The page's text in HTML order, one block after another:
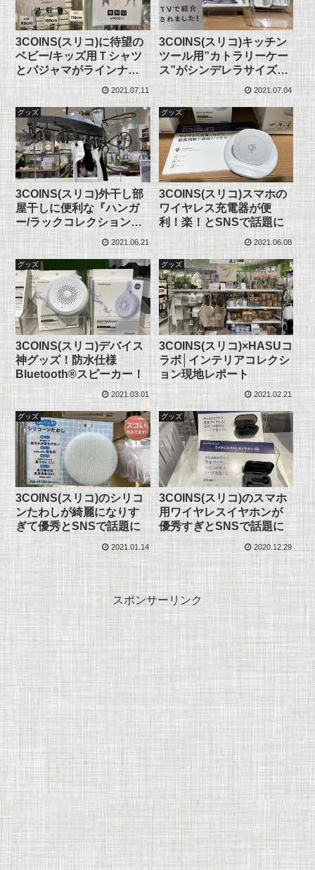
3COINS(スリコ)に待望の
ベビー/キッズ用Ｔシャツ
とパジャマがラインナッ
2021.07.11
3COINS(スリコ)キッチン
ツール用”カトラリーケー
ス”がシンデレラサイズ！
2021.07.04
グッズ
3COINS(スリコ)外干し部
屋干しに便利な『ハンガ
ー/ラックコレクション』
2021.06.21
グッズ
3COINS(スリコ)スマホの
ワイヤレス充電器が便
利！楽！とSNSで話題に
2021.06.08
グッズ
3COINS(スリコ)デバイス
神グッズ！防水仕様
Bluetooth®スピーカー！
2021.03.01
グッズ
3COINS(スリコ)×HASUコ
ラボ│インテリアコレクシ
ョン現地レポート
2021.02.21
グッズ
3COINS(スリコ)のシリコ
ンたわしが綺麗になりす
ぎて優秀とSNSで話題に
2021.01.14
グッズ
3COINS(スリコ)のスマホ
用ワイヤレスイヤホンが
優秀すぎとSNSで話題に
2020.12.29
スポンサーリンク